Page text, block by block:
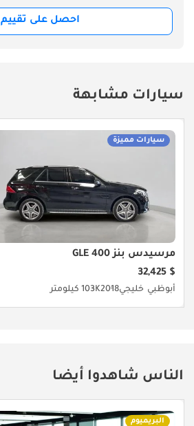
احصل على تقييم
سيارات مشابهة
سيارات مميزة
مرسيدس بنز GLE 400
$ 32,425
أبوظبي خليجي2018103K كيلومتر
الناس شاهدوا أيضا
البريميوم